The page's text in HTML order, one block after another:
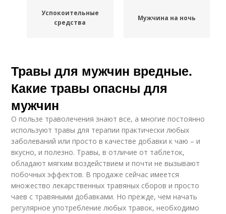
Успокоительные
средства
Мужчина на ночь
Травы для мужчин вредные.
Какие травы опасны для
мужчин
О пользе траволечения знают все, а многие постоянно
используют травы для терапии практически любых
заболеваний или просто в качестве добавки к чаю – и
вкусно, и полезно. Травы, в отличие от таблеток,
обладают мягким воздействием и почти не вызывают
побочных эффектов. В продаже сейчас имеется
множество лекарственных травяных сборов и просто
чаев с травяными добавками. Но прежде, чем начать
регулярное употребление любых травок, необходимо